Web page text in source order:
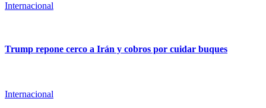
Internacional
Trump repone cerco a Irán y cobros por cuidar buques
Internacional